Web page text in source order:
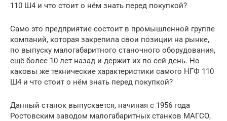
110 Ш4 и что стоит о нём знать перед покупкой?
Само это предприятие состоит в промышленной группе
компаний, которая закрепила свои позиции на рынке,
по выпуску малогабаритного станочного оборудования,
ещё более 10 лет назад и держит их по сей день. Но
каковы же технические характеристики самого НГФ 110
Ш4 и что стоит о нём знать перед покупкой?
Данный станок выпускается, начиная с 1956 года
Ростовским заводом малогабаритных станков МАГСО,